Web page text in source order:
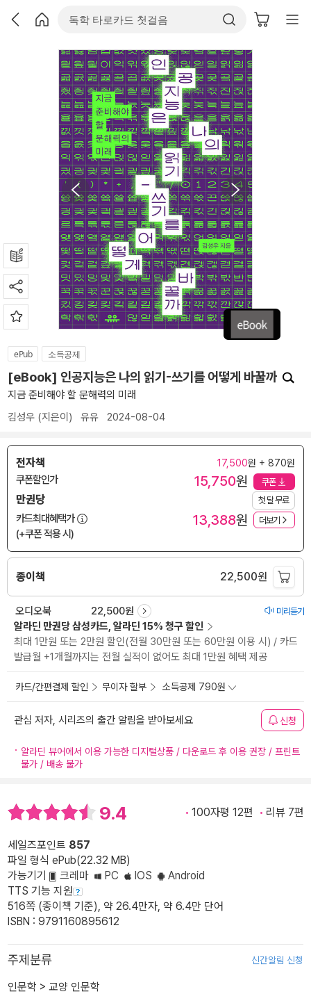
ePub 소득공제
[eBook] 인공지능은 나의 읽기-쓰기를 어떻게 바꿀까
지금 준비해야 할 문해력의 미래
김성우 (지은이) 유유 2024-08-04
전자책 17,500원 + 870원
쿠폰할인가 15,750원 쿠폰
만권당 첫 달 무료
카드최대혜택가
(+쿠폰 적용 시)
13,388원 더보기
종이책 22,500원
오디오북 22,500원 미리듣기
알라딘 만권당 삼성카드, 알라딘 15% 청구 할인
최대 1만원 또는 2만원 할인(전월 30만원 또는 60만원 이용 시) / 카드
발급월 +1개월까지는 전월 실적이 없어도 최대 1만원 혜택 제공
카드/간편결제 할인 무이자 할부 소득공제 790원
관심 저자, 시리즈의 출간 알림을 받아보세요 신청
알라딘 뷰어에서 이용 가능한 디지털상품 / 다운로드 후 이용 권장 / 프린트
불가 / 배송 불가
9.4 100자평 12편 리뷰 7편
세일즈포인트 857
파일 형식 ePub(22.32 MB)
가능기기
크레마 PC IOS
Android
TTS 기능 지원
516쪽 (종이책 기준), 약 26.4만자, 약 6.4만 단어
ISBN : 9791160895612
주제분류 신간알림 신청
인문학 > 교양 인문학